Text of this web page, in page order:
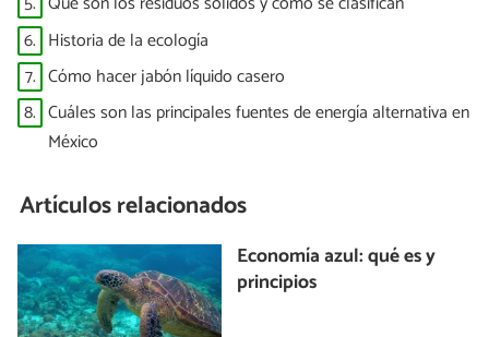
6. Historia de la ecología
7. Cómo hacer jabón líquido casero
8. Cuáles son las principales fuentes de energía alternativa en
México
Artículos relacionados
Economía azul: qué es y
principios